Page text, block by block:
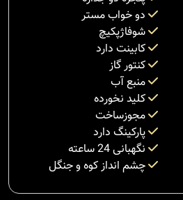
دو خواب مستر
شوفاژپکیچ
کابینت دارد
کنتور گاز
منبع آب
کلید نخورده
مجوزساخت
پارکینگ دارد
نگهبانی 24 ساعته
چشم انداز کوه و جنگل